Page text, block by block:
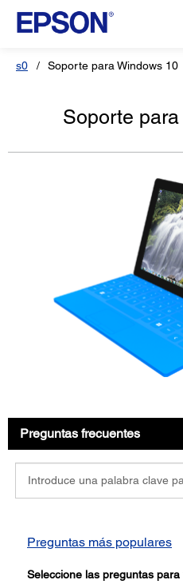
s0 Soporte para Windows 10
Soporte
Preguntas frecuentes
una
palabra
Preguntas más populares
Seleccione las preguntas